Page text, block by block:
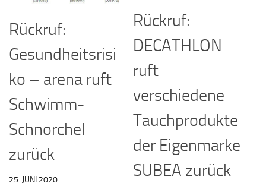
Rückruf:
Gesundheitsrisi
ko – arena ruft
Schwimm-
Schnorchel
zurück
25. JUNI 2020
Rückruf:
DECATHLON
ruft
verschiedene
Tauchprodukte
der Eigenmarke
SUBEA zurück